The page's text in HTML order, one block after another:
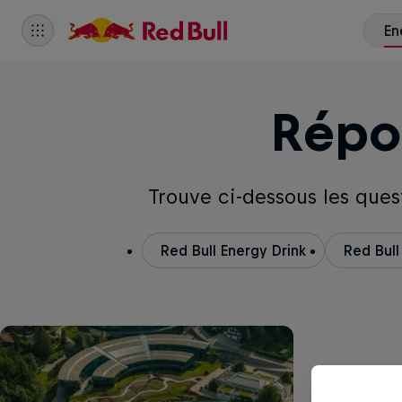
Trouve ci-dessous les
Red Bull Energy Drink Red